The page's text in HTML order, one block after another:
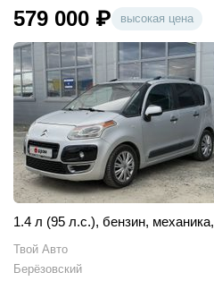
579 000 ₽ высокая цена
1.4 л (95 л.с.), бензин, механика,
Твой Авто
Берёзовский